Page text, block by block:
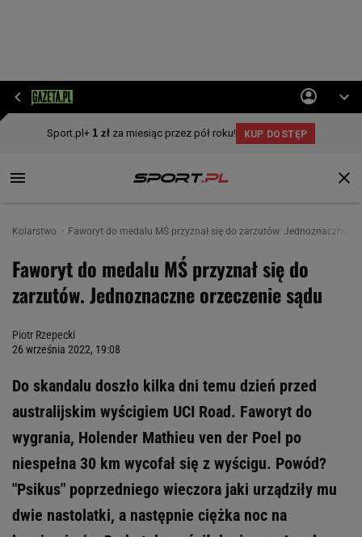
Kolarstwo Faworyt do medalu MŚ przyznał się do zarzutów. Jednoznaczne
Faworyt do medalu MŚ przyznał się do
zarzutów. Jednoznaczne orzeczenie sądu
Piotr Rzepecki
26 września 2022, 19:08
Do skandalu doszło kilka dni temu dzień przed
australijskim wyścigiem UCI Road. Faworyt do
wygrania, Holender Mathieu ven der Poel po
niespełna 30 km wycofał się z wyścigu. Powód?
"Psikus" poprzedniego wieczora jaki urządziły mu
dwie nastolatki, a następnie ciężka noc na